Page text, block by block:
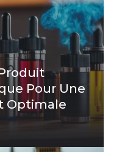
Pour Une
Optimale